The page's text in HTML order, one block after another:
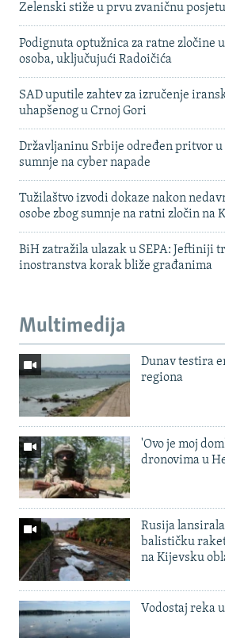
Zelenski stiže u prvu zvaničnu
Podignuta optužnica za ratne zločine
osoba, uključujući Radoičića
SAD uputile zahtev za izručenje
uhapšenog u Crnoj Gori
Državljaninu Srbije određen pritvor u
sumnje na cyber napade
Tužilaštvo izvodi dokaze nakon
osobe zbog sumnje na ratni zločin na
BiH zatražila ulazak u SEPA: Jeftiniji
inostranstva korak bliže građanima
Multimedija
Dunav testira
regiona
'Ovo je moj
dronovima u
Rusija
balističku
na Kijevsku
Vodostaj reka